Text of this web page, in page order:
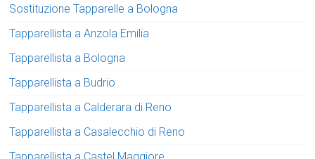
Sostituzione Tapparelle a Bologna
Tapparellista a Anzola Emilia
Tapparellista a Bologna
Tapparellista a Budrio
Tapparellista a Calderara di Reno
Tapparellista a Casalecchio di Reno
Tapparellista a Castel Maggiore